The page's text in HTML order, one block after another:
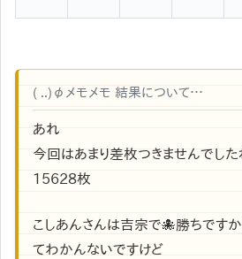
( ..)φメモメモ 結果について…
あれ
今回はあまり差枚つきませんでした
15628枚
こしあんさんは吉宗で🐙勝ちですか
てわかんないですけど